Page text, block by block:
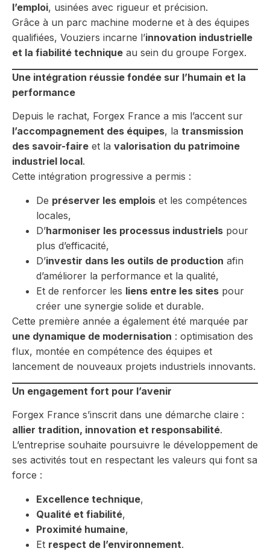
l’emploi, usinées avec rigueur et précision.
Grâce à un parc machine moderne et à des équipes
qualifiées, Vouziers incarne l’innovation industrielle
et la fiabilité technique au sein du groupe Forgex.
Une intégration réussie fondée sur l’humain et la
performance
Depuis le rachat, Forgex France a mis l’accent sur
l’accompagnement des équipes, la transmission
des savoir-faire et la valorisation du patrimoine
industriel local.
Cette intégration progressive a permis :
De préserver les emplois et les compétences
locales,
D’harmoniser les processus industriels pour
plus d’efficacité,
D’investir dans les outils de production afin
d’améliorer la performance et la qualité,
Et de renforcer les liens entre les sites pour
créer une synergie solide et durable.
Cette première année a également été marquée par
une dynamique de modernisation : optimisation des
flux, montée en compétence des équipes et
lancement de nouveaux projets industriels innovants.
Un engagement fort pour l’avenir
Forgex France s’inscrit dans une démarche claire :
allier tradition, innovation et responsabilité.
L’entreprise souhaite poursuivre le développement de
ses activités tout en respectant les valeurs qui font sa
force :
Excellence technique,
Qualité et fiabilité,
Proximité humaine,
Et respect de l’environnement.